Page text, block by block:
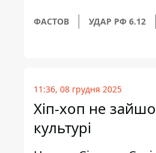
ФАСТОВ УДАР РФ 6.12
11:36, 08 грудня 2025
Хіп-хоп не
культурі